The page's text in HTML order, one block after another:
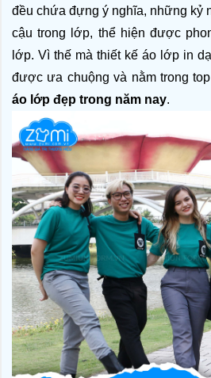
đều chứa đựng ý nghĩa, những kỷ
cậu trong lớp, thể hiện được
lớp. Vì thế mà thiết kế áo lớp in
được ưa chuộng và nằm trong
áo lớp đẹp trong năm nay.